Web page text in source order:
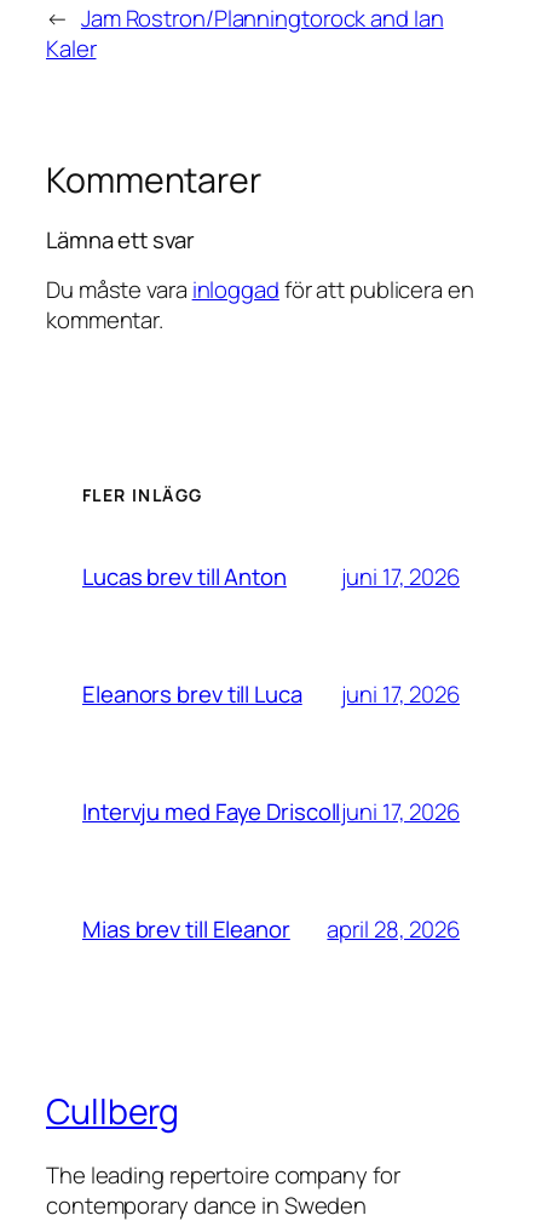
← Jam Rostron/Planningtorock and Ian
Kaler
Kommentarer
Lämna ett svar
Du måste vara inloggadför att publicera en
kommentar.
FLER INLÄGG
Lucas brev till Anton juni 17, 2026
Eleanors brev till Luca juni 17, 2026
Intervju med Faye Driscolljuni 17, 2026
Mias brev till Eleanor april 28, 2026
Cullberg
The leading repertoire company for
contemporary dance in Sweden